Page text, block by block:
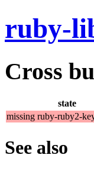
ruby-
Cross
state
missing ruby-ruby2-
See also